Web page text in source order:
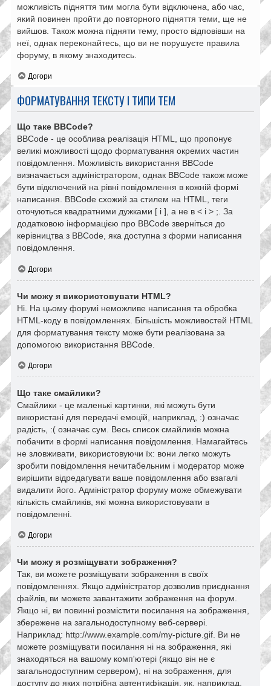
можливість підняття тим могла бути відключена, або час,
який повинен пройти до повторного підняття теми, ще не
вийшов. Також можна підняти тему, просто відповівши на
неї, однак переконайтесь, що ви не порушуєте правила
форуму, в якому знаходитесь.
Догори
ФОРМАТУВАННЯ ТЕКСТУ І ТИПИ ТЕМ
Що таке BBCode?
BBCode - це особлива реалізація HTML, що пропонує
великі можливості щодо форматування окремих частин
повідомлення. Можливість використання BBCode
визначається адміністратором, однак BBCode також може
бути відключений на рівні повідомлення в кожній формі
написання. BBCode схожий за стилем на HTML, теги
оточуються квадратними дужками [ і ], а не в < і > ;. За
додатковою інформацією про BBCode зверніться до
керівництва з BBCode, яка доступна з форми написання
повідомлення.
Догори
Чи можу я використовувати HTML?
Ні. На цьому форумі неможливе написання та обробка
HTML-коду в повідомленнях. Більшість можливостей HTML
для форматування тексту може бути реалізована за
допомогою використання BBCode.
Догори
Що таке смайлики?
Смайлики - це маленькі картинки, які можуть бути
використані для передачі емоцій, наприклад, :) означає
радість, :( означає сум. Весь список смайликів можна
побачити в формі написання повідомлення. Намагайтесь
не зловживати, використовуючи їх: вони легко можуть
зробити повідомлення нечитабельним і модератор може
вирішити відредагувати ваше повідомлення або взагалі
видалити його. Адміністратор форуму може обмежувати
кількість смайликів, які можна використовувати в
повідомленні.
Догори
Чи можу я розміщувати зображення?
Так, ви можете розміщувати зображення в своїх
повідомленнях. Якщо адміністратор дозволив приєднання
файлів, ви можете завантажити зображення на форум.
Якщо ні, ви повинні розмістити посилання на зображення,
збережене на загальнодоступному веб-сервері.
Наприклад: http://www.example.com/my-picture.gif. Ви не
можете розміщувати посилання ні на зображення, які
знаходяться на вашому комп'ютері (якщо він не є
загальнодоступним сервером), ні на зображення, для
доступу до яких потрібна автентифікація, як, наприклад,